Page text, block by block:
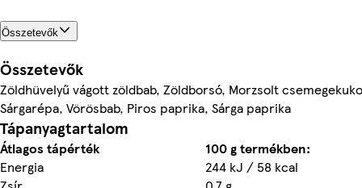
Összetevők
Összetevők
Zöldhüvelyű vágott zöldbab, Zöldborsó, Morzsolt
Sárgarépa, Vörösbab, Piros paprika, Sárga paprika
Tápanyagtartalom
Átlagos tápérték
100 g termékben:
Energia
244 kJ / 58 kcal